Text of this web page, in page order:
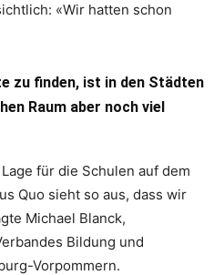
«Wir hatten schon
zu finden, ist in den Städten
Raum aber noch viel
für die Schulen auf dem
Quo sieht so aus, dass wir
Michael Blanck,
Bildung und
Vorpommern.